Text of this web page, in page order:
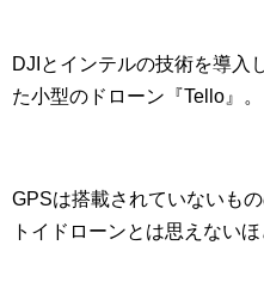
DJIとインテルの技術を導入
た小型のドローン『Tello』。
GPSは搭載されていないも
トイドローンとは思えない